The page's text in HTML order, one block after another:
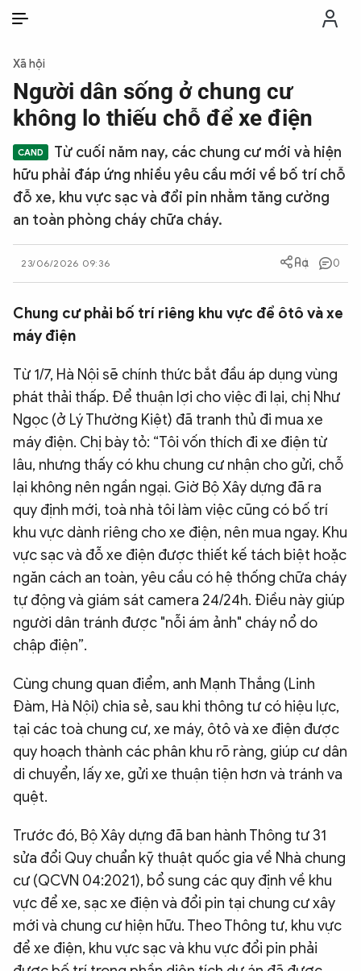
THỜI SỰ
CHỐNG DIỄN BIẾN HÒA BÌNH
CÔNG AN TRONG LÒNG DÂN
PHÁP LUẬT
CÔNG NGHỆ
QUỐC TẾ
VĂN HÓA - THỂ THAO
BẠN ĐỌC & CAND
ĐA PHƯƠNG TIỆN
eMagazine
Podcast
Infographic
Chuyên trang An ninh thế giới
Xã hội
Người dân sống ở chung cư
không lo thiếu chỗ để xe điện
Từ cuối năm nay, các chung cư mới và hiện
hữu phải đáp ứng nhiều yêu cầu mới về bố trí chỗ
đỗ xe, khu vực sạc và đổi pin nhằm tăng cường
an toàn phòng cháy chữa cháy.
23/06/2026 09:36 0
Chung cư phải bố trí riêng khu vực để ôtô và xe
máy điện
Từ 1/7, Hà Nội sẽ chính thức bắt đầu áp dụng vùng
phát thải thấp. Để thuận lợi cho việc đi lại, chị Như
Ngọc (ở Lý Thường Kiệt) đã tranh thủ đi mua xe
máy điện. Chị bày tỏ: “Tôi vốn thích đi xe điện từ
lâu, nhưng thấy có khu chung cư nhận cho gửi, chỗ
lại không nên ngần ngại. Giờ Bộ Xây dựng đã ra
quy định mới, toà nhà tôi làm việc cũng có bố trí
khu vực dành riêng cho xe điện, nên mua ngay. Khu
vực sạc và đỗ xe điện được thiết kế tách biệt hoặc
ngăn cách an toàn, yêu cầu có hệ thống chữa cháy
tự động và giám sát camera 24/24h. Điều này giúp
người dân tránh được "nỗi ám ảnh" cháy nổ do
chập điện”.
Cùng chung quan điểm, anh Mạnh Thắng (Linh
Đàm, Hà Nội) chia sẻ, sau khi thông tư có hiệu lực,
tại các toà chung cư, xe máy, ôtô và xe điện được
quy hoạch thành các phân khu rõ ràng, giúp cư dân
di chuyển, lấy xe, gửi xe thuận tiện hơn và tránh va
quệt.
Trước đó, Bộ Xây dựng đã ban hành Thông tư 31
sửa đổi Quy chuẩn kỹ thuật quốc gia về Nhà chung
cư (QCVN 04:2021), bổ sung các quy định về khu
vực để xe, sạc xe điện và đổi pin tại chung cư xây
mới và chung cư hiện hữu. Theo Thông tư, khu vực
để xe điện, khu vực sạc và khu vực đổi pin phải